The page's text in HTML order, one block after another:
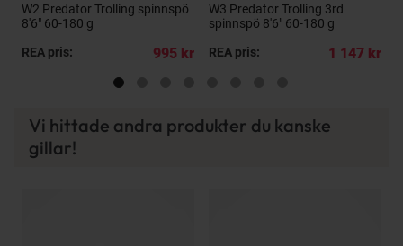
W2 Predator Trolling spinnspö
8'6" 60-180 g
REA pris:
995 kr
W3 Predator Trolling 3rd
spinnspö 8'6" 60-180 g
REA pris:
1 147 kr
Vi hittade andra produkter du kanske
gillar!